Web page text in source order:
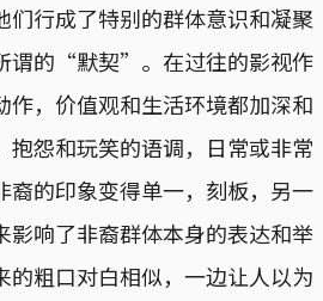
们行成了特别的群体意识和凝聚
谓的“默契”。在过往的影视作
作，价值观和生活环境都加深和
怨和玩笑的语调，日常或非常
裔的印象变得单一，刻板，另一
影响了非裔群体本身的表达和举
的粗口对白相似，一边让人以为